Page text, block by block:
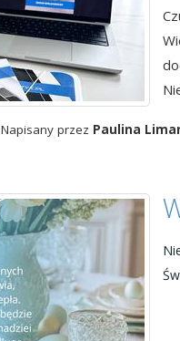
Napisany przez Paulina